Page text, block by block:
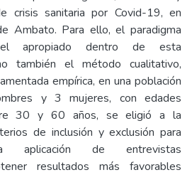
crisis sanitaria por Covid-19, en
Ambato. Para ello, el paradigma
apropiado dentro de esta
también el método cualitativo,
empírica, en una población
y 3 mujeres, con edades
30 y 60 años, se eligió a la
de inclusión y exclusión para
aplicación de entrevistas
resultados más favorables